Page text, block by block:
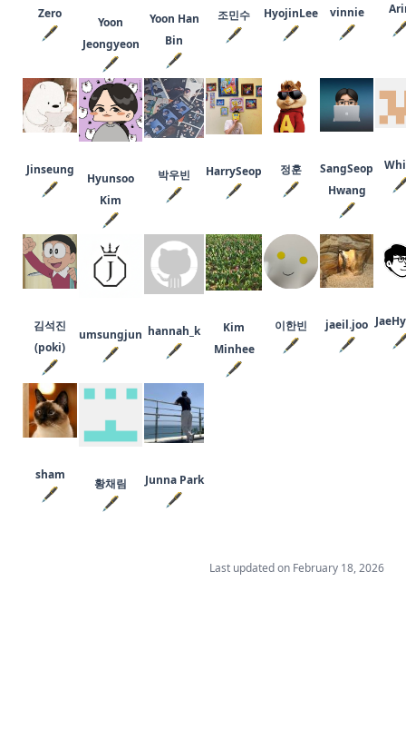
Zero
🖋
Yoon
Jeongyeon
🖋
Yoon Han
Bin
🖋
조민수
🖋
HyojinLee
🖋
vinnie
🖋
Jinseung
🖋
Hyunsoo
Kim
🖋
박우빈
🖋
HarrySeop
🖋
정훈
🖋
SangSeop
Hwang
🖋
김석진
(poki)
🖋
umsungjun
🖋
hannah_k
🖋
Kim
Minhee
🖋
이한빈
🖋
jaeil.joo
🖋
sham
🖋
황채림
🖋
Junna Park
🖋
Last updated on February 18, 2026